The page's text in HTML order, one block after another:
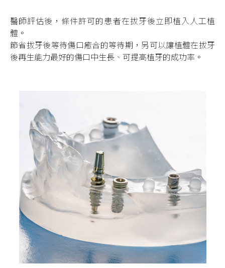
醫師評估後，條件許可的患者在拔牙後立即植入人工植
體。
節省拔牙後等待傷口癒合的等待期，另可以讓植體在拔牙
後再生能力最好的傷口中生長、可提高植牙的成功率。